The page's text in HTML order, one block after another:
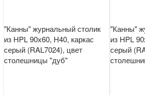
"Канны" журнальный столик
из HPL 90х60, H40, каркас
серый (RAL7024), цвет
столешницы "дуб"
"Канны"
из HPL
серый